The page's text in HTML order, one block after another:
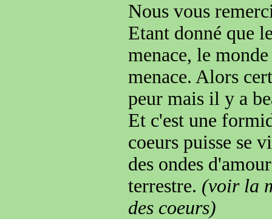
Nous vous
Etant donné que
menace, le
menace. Alors
peur mais il y a
Et c'est une
coeurs puisse se
des ondes
terrestre. (voir la
des coeurs)